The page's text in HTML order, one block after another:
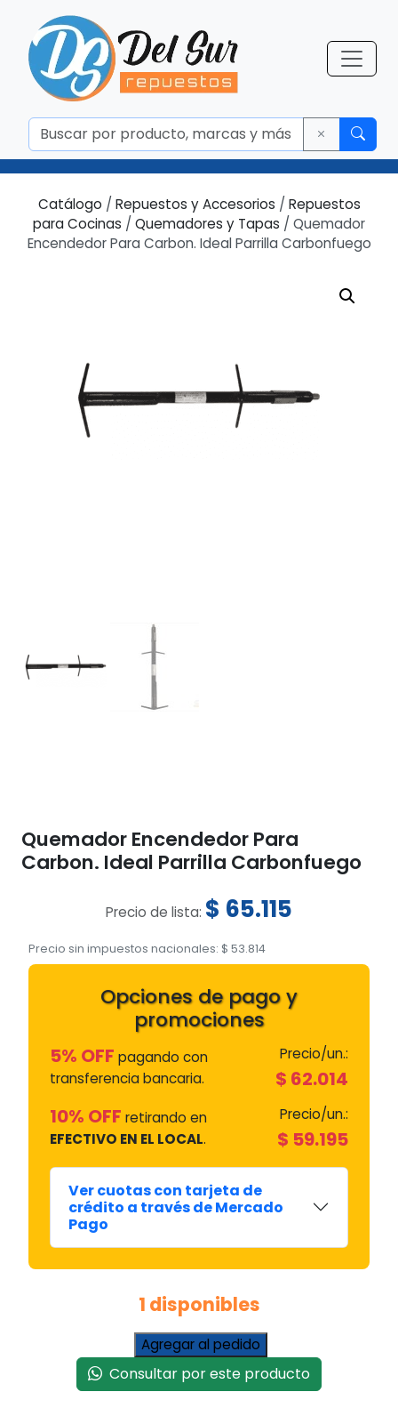
Catálogo / Repuestos y Accesorios / Repuestos
para Cocinas / Quemadores y Tapas / Quemador
Encendedor Para Carbon. Ideal Parrilla Carbonfuego
Quemador Encendedor Para
Carbon. Ideal Parrilla Carbonfuego
Precio de lista: $ 65.115
Precio sin impuestos nacionales: $ 53.814
Opciones de pago y
promociones
5% OFF pagando con
transferencia bancaria.
Precio/un.:
$ 62.014
10% OFF retirando en
EFECTIVO EN EL LOCAL.
Precio/un.:
$ 59.195
Ver cuotas con tarjeta de
crédito a través de Mercado
Pago
1 disponibles
Quemador
Encendedor
Para
Agregar al pedido
Consultar por este producto